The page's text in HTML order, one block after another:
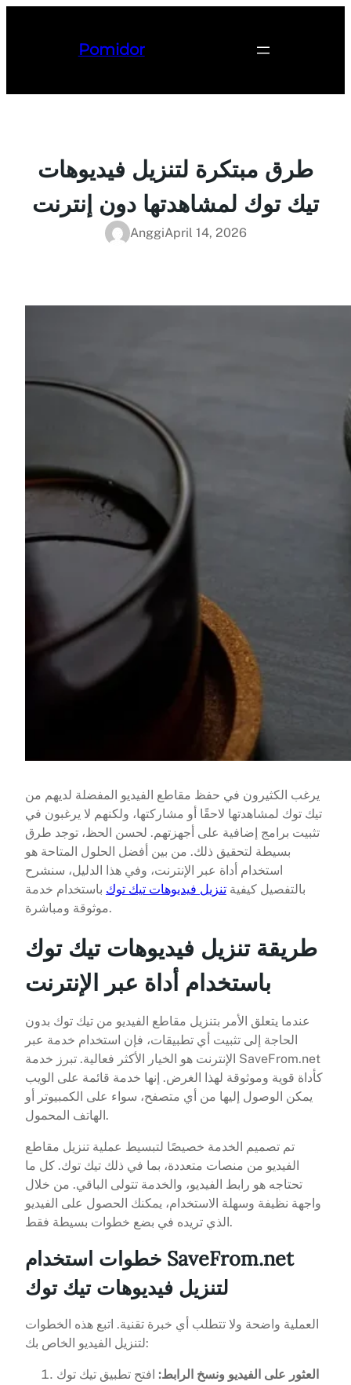
Pomidor
طرق مبتكرة لتنزيل فيديوهات
تيك توك لمشاهدتها دون إنترنت
AnggiApril 14, 2026
يرغب الكثيرون في حفظ مقاطع الفيديو المفضلة لديهم من
تيك توك لمشاهدتها لاحقًا أو مشاركتها، ولكنهم لا يرغبون في
تثبيت برامج إضافية على أجهزتهم. لحسن الحظ، توجد طرق
بسيطة لتحقيق ذلك. من بين أفضل الحلول المتاحة هو
استخدام أداة عبر الإنترنت، وفي هذا الدليل، سنشرح
بالتفصيل كيفية تنزيل فيديوهات تيك توك باستخدام خدمة
موثوقة ومباشرة.
طريقة تنزيل فيديوهات تيك توك
باستخدام أداة عبر الإنترنت
عندما يتعلق الأمر بتنزيل مقاطع الفيديو من تيك توك بدون
الحاجة إلى تثبيت أي تطبيقات، فإن استخدام خدمة عبر
الإنترنت هو الخيار الأكثر فعالية. تبرز خدمة SaveFrom.net
كأداة قوية وموثوقة لهذا الغرض. إنها خدمة قائمة على الويب
يمكن الوصول إليها من أي متصفح، سواء على الكمبيوتر أو
الهاتف المحمول.
تم تصميم الخدمة خصيصًا لتبسيط عملية تنزيل مقاطع
الفيديو من منصات متعددة، بما في ذلك تيك توك. كل ما
تحتاجه هو رابط الفيديو، والخدمة تتولى الباقي. من خلال
واجهة نظيفة وسهلة الاستخدام، يمكنك الحصول على الفيديو
الذي تريده في بضع خطوات بسيطة فقط.
خطوات استخدام SaveFrom.net
لتنزيل فيديوهات تيك توك
العملية واضحة ولا تتطلب أي خبرة تقنية. اتبع هذه الخطوات
لتنزيل الفيديو الخاص بك:
العثور على الفيديو ونسخ الرابط: افتح تطبيق تيك توك